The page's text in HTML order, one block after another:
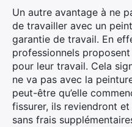
Un autre avantage à ne
de travailler avec un
garantie de travail. En
professionnels
pour leur travail. Cela
ne va pas avec la
peut-être qu’elle
fissurer, ils reviendront
sans frais